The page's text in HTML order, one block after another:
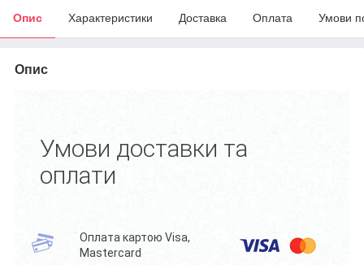
Опис Характеристики Доставка Оплата Умови
Опис
Умови доставки та
оплати
Оплата картою Visa,
Mastercard